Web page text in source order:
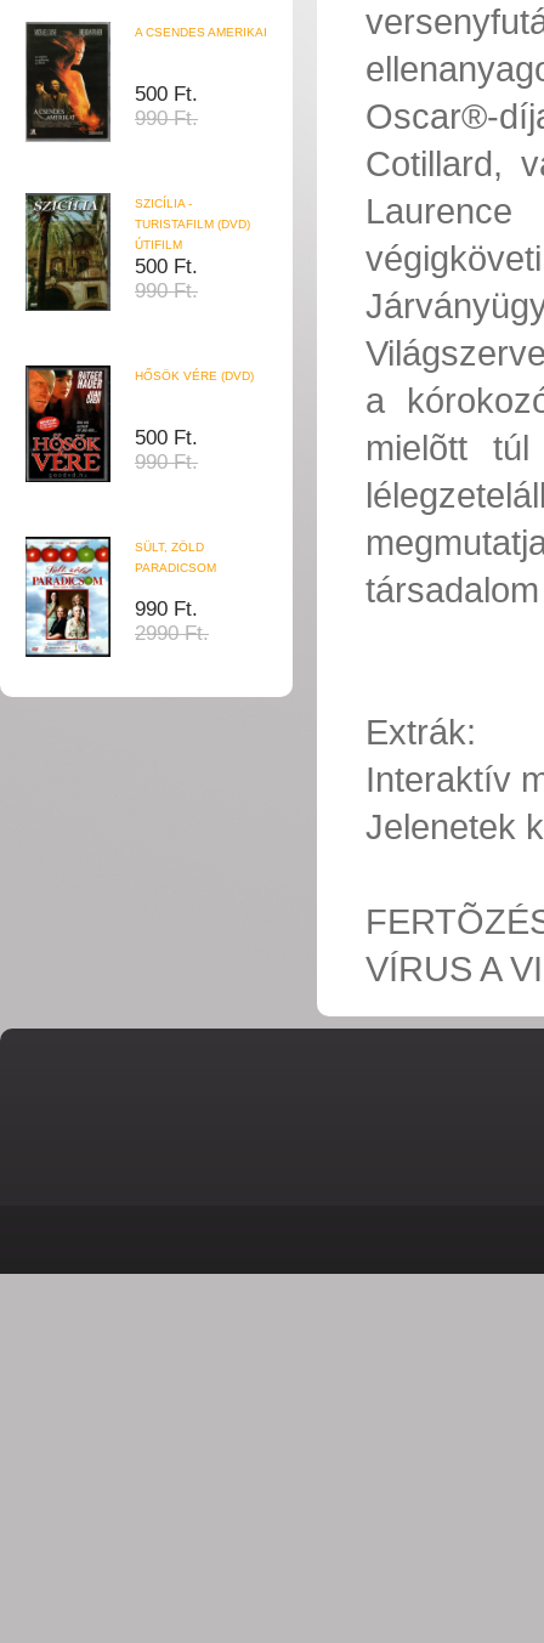
A CSENDES AMERIKAI
500 Ft.
990 Ft.
SZICÍLIA -
TURISTAFILM (DVD)
ÚTIFILM
500 Ft.
990 Ft.
HŐSÖK VÉRE (DVD)
500 Ft.
990 Ft.
SÜLT, ZÖLD
PARADICSOM
990 Ft.
2990 Ft.
Oscar®-
Cotillard,
Laurence
a
mielõtt
Extrák:
Interaktív
Jelenetek
VÍRUS A